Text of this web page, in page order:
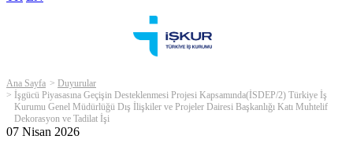
Ana Sayfa
Duyurular
İşgücü Piyasasına Geçişin Desteklenmesi Projesi Kapsamında(İSDEP/2) Türkiye İş
Kurumu Genel Müdürlüğü Dış İlişkiler ve Projeler Dairesi Başkanlığı Katı Muhtelif
Dekorasyon ve Tadilat İşi
07 Nisan 2026